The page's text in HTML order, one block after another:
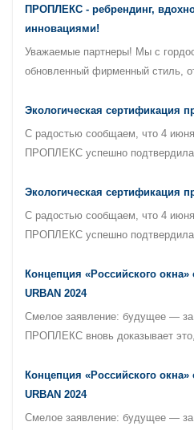
ПРОПЛЕКС - ребрендинг,
инновациями!
Уважаемые партнеры! Мы с
обновленный фирменный стиль,
Экологическая сертификация
С радостью сообщаем, что 4
ПРОПЛЕКС успешно подтвердила
Экологическая сертификация
С радостью сообщаем, что 4
ПРОПЛЕКС успешно подтвердила
Концепция «Российского
URBAN 2024
Смелое заявление: будущее — за
ПРОПЛЕКС вновь доказывает
Концепция «Российского
URBAN 2024
Смелое заявление: будущее — за